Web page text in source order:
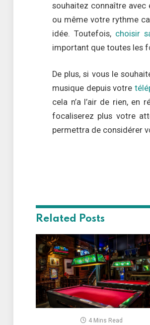
souhaitez connaître avec
ou même votre rythme
idée. Toutefois, choisir
important que toutes les
De plus, si vous le
musique depuis votre
cela n’a l’air de rien, en
focaliserez plus votre
permettra de considérer
Related Posts
4 Mins Read